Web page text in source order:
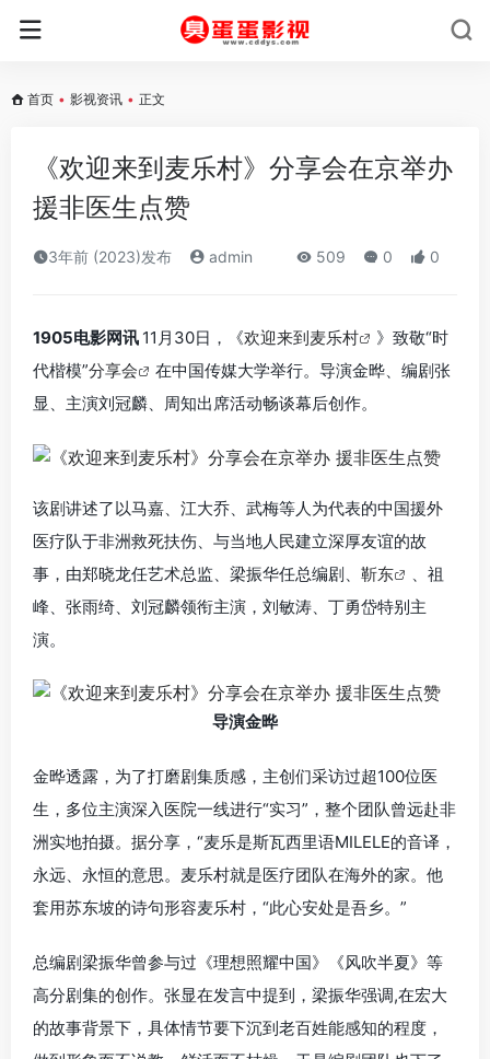
首页 • 影视资讯 • 正文
《欢迎来到麦乐村》分享会在京举办
援非医生点赞
3年前 (2023)发布 admin 509 0 0
1905电影网讯 11月30日，《欢迎来到麦乐村
》致敬“时
代楷模”分享会
在中国传媒大学举行。导演金晔、编剧张
显、主演刘冠麟、周知出席活动畅谈幕后创作。
该剧讲述了以马嘉、江大乔、武梅等人为代表的中国援外
医疗队于非洲救死扶伤、与当地人民建立深厚友谊的故
事，由郑晓龙任艺术总监、梁振华任总编剧、 靳东
、祖
峰、张雨绮、刘冠麟领衔主演，刘敏涛、丁勇岱特别主
演。
导演金晔
金晔透露，为了打磨剧集质感，主创们采访过超100位医
生，多位主演深入医院一线进行“实习”，整个团队曾远赴非
洲实地拍摄。据分享，“麦乐是斯瓦西里语MILELE的音译，
永远、永恒的意思。麦乐村就是医疗团队在海外的家。他
套用苏东坡的诗句形容麦乐村，“此心安处是吾乡。”
总编剧梁振华曾参与过《理想照耀中国》《风吹半夏》等
高分剧集的创作。张显在发言中提到，梁振华强调,在宏大
的故事背景下，具体情节要下沉到老百姓能感知的程度，